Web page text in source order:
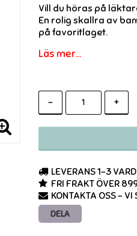
Vill du höras på
En rolig skallra av
på favoritlaget.
Läs mer...
- +
LEVERANS 1-3
FRI FRAKT ÖVER
KONTAKTA OSS - VI
DELA